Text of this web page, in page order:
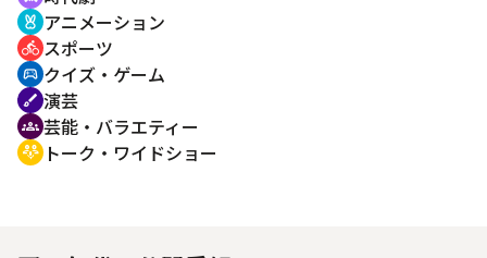
cruelty_free アニメーション
directions_bike スポーツ
sports_esports クイズ・ゲーム
brush 演芸
groups 芸能・バラエティー
adaptive_audio_mic トーク・ワイドショー